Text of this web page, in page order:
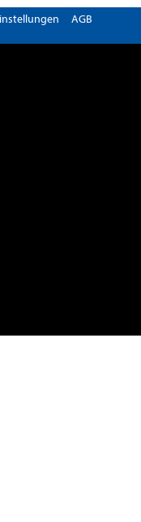
AGB